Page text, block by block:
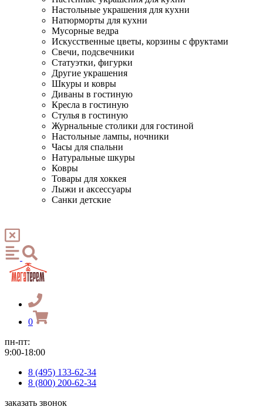
Настольные украшения для кухни
Натюрморты для кухни
Мусорные ведра
Искусственные цветы, корзины с фруктами
Свечи, подсвечники
Статуэтки, фигурки
Другие украшения
Шкуры и ковры
Диваны в гостиную
Кресла в гостиную
Стулья в гостиную
Журнальные столики для гостиной
Настольные лампы, ночники
Часы для спальни
Натуральные шкуры
Ковры
Товары для хоккея
Лыжи и аксессуары
Санки детские
0
пн-пт:
9:00-18:00
8 (495) 133-62-34
8 (800) 200-62-34
заказать звонок